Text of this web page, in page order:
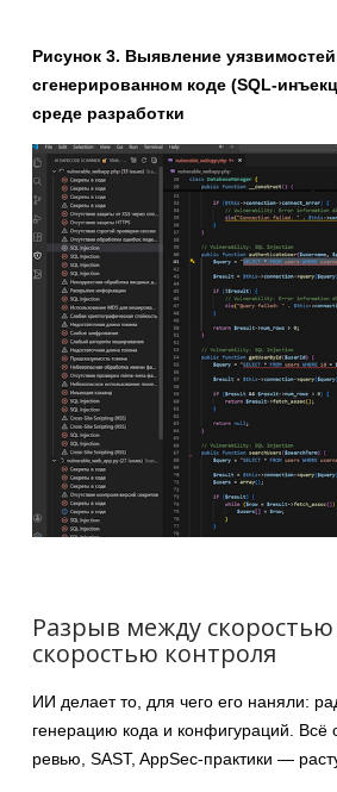
Рисунок 3. Выявление
сгенерированном коде (SQL-
среде разработки
Разрыв между
скоростью контроля
ИИ делает то, для чего его наняли:
генерацию кода и конфигураций. Всё
ревью, SAST, AppSec-практики —